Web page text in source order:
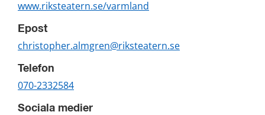
www.riksteatern.se/varmland
Epost
christopher.almgren@riksteatern.se
Telefon
070-2332584
Sociala medier